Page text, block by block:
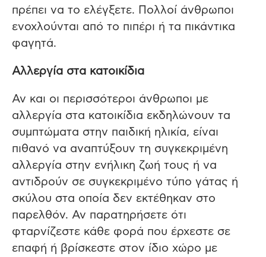
πρέπει να το ελέγξετε. Πολλοί άνθρωποι
ενοχλούνται από το πιπέρι ή τα πικάντικα
φαγητά.
Αλλεργία στα κατοικίδια
Αν και οι περισσότεροι άνθρωποι με
αλλεργία στα κατοικίδια εκδηλώνουν τα
συμπτώματα στην παιδική ηλικία, είναι
πιθανό να αναπτύξουν τη συγκεκριμένη
αλλεργία στην ενήλικη ζωή τους ή να
αντιδρούν σε συγκεκριμένο τύπο γάτας ή
σκύλου στα οποία δεν εκτέθηκαν στο
παρελθόν. Αν παρατηρήσετε ότι
φταρνίζεστε κάθε φορά που έρχεστε σε
επαφή ή βρίσκεστε στον ίδιο χώρο με